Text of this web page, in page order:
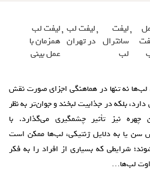
,لیفت
سانترال
لب
,لیفت لب
در تهران
,لیفت لب
همزمان با
عمل بینی
لب‌ها نه تنها در هماهنگی اجزای صورت نقش
بلکه در جذابیت لبخند و جوان‌تر به نظر
چهره نیز تأثیر چشمگیری می‌گذارد. با
سن یا به دلایل ژنتیکی، لب‌ها ممکن است
شرایطی که بسیاری از افراد را به فکر
لب‌ها…